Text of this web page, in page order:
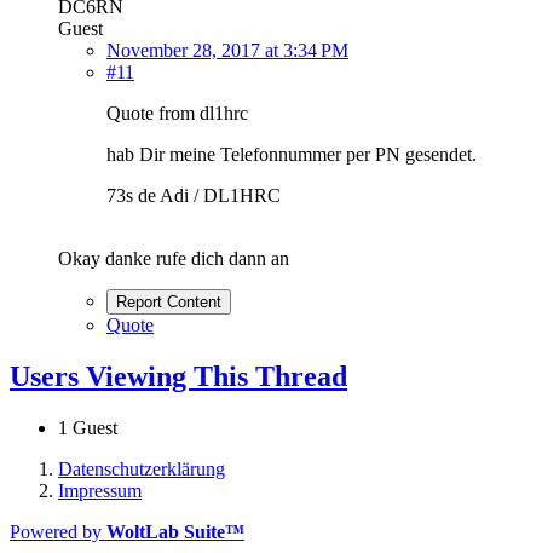
DC6RN
Guest
November 28, 2017 at 3:34 PM
#11
Quote from dl1hrc
hab Dir meine Telefonnummer per PN gesendet.
73s de Adi / DL1HRC
Okay danke rufe dich dann an
Report Content
Quote
Users Viewing This Thread
1 Guest
Datenschutzerklärung
Impressum
Powered by WoltLab Suite™